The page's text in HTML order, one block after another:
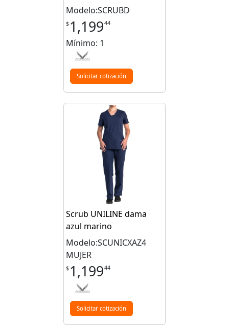
Modelo:SCRUBD
$ 1,19944
Mínimo: 1
Solicitar cotización
Scrub UNILINE dama
azul marino
Modelo:SCUNICXAZ4
MUJER
$ 1,19944
Solicitar cotización